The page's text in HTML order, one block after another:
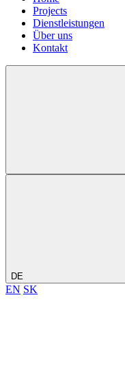
Projects
Dienstleistungen
Über uns
Kontakt
DE
EN SK